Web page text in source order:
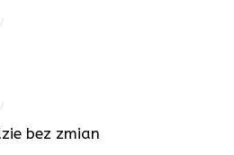
/
/
bez zmian